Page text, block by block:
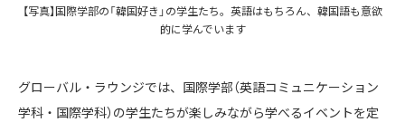
【写真】国際学部の「韓国好き」の学生たち。英語はもちろん、韓国語も意欲
的に学んでいます
グローバル・ラウンジでは、国際学部（英語コミュニケーション
学科・国際学科）の学生たちが楽しみながら学べるイベントを定